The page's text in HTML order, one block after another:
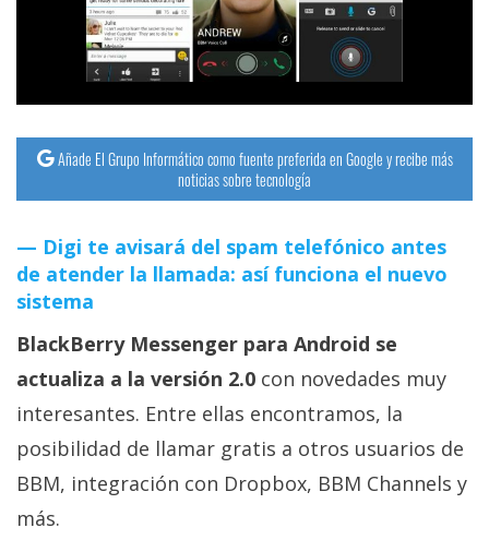
Operadores
Trucos
Tutoriales
Ciberseguridad
Sistemas
operativos
Profesional
+
Más
temas
Añade El Grupo Informático como fuente preferida en Google y recibe más
noticias sobre tecnología
Digi te avisará del spam telefónico antes
de atender la llamada: así funciona el nuevo
sistema
BlackBerry Messenger para Android se
actualiza a la versión 2.0 con novedades muy
interesantes. Entre ellas encontramos, la
posibilidad de llamar gratis a otros usuarios de
BBM, integración con Dropbox, BBM Channels y
más.